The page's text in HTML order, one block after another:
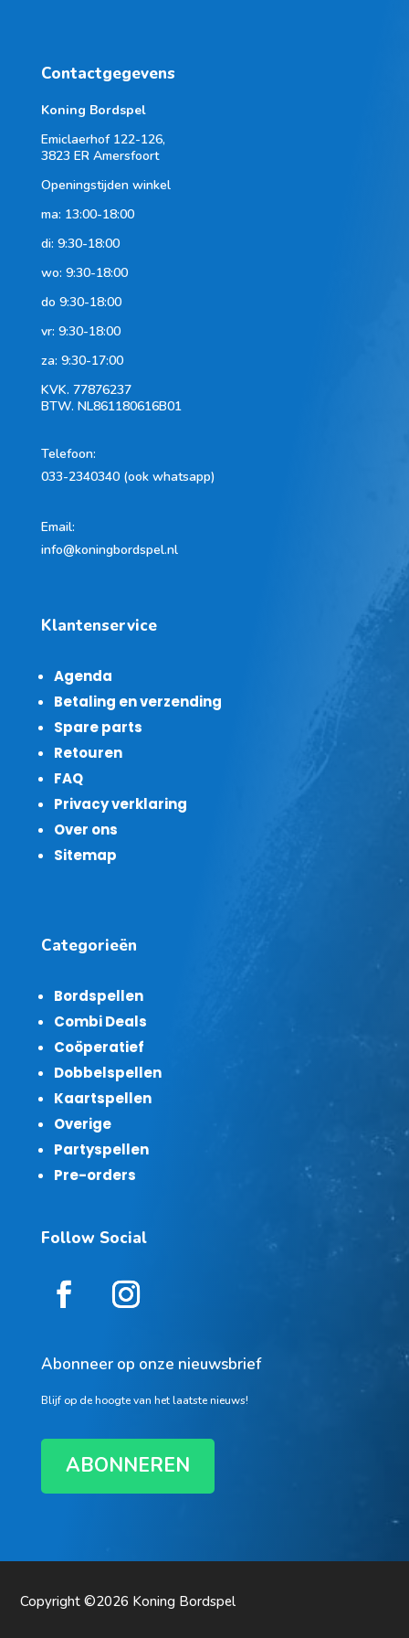
Contactgegevens
Koning Bordspel
Emiclaerhof 122-126,
3823 ER Amersfoort
Openingstijden winkel
ma: 13:00-18:00
di: 9:30-18:00
wo: 9:30-18:00
do 9:30-18:00
vr: 9:30-18:00
za: 9:30-17:00
KVK. 77876237
BTW. NL861180616B01
Telefoon:
033-2340340 (ook whatsapp)
Email:
info@koningbordspel.nl
Klantenservice
Agenda
Betaling en verzending
Spare parts
Retouren
FAQ
Privacy verklaring
Over ons
Sitemap
Categorieën
Bordspellen
Combi Deals
Coöperatief
Dobbelspellen
Kaartspellen
Overige
Partyspellen
Pre-orders
Follow Social
Abonneer op onze nieuwsbrief
Blijf op de hoogte van het laatste nieuws!
ABONNEREN
Copyright ©2026 Koning Bordspel